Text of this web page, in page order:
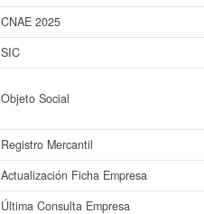
CNAE 2025
SIC
Objeto Social
Registro Mercantil
Actualización Ficha Empresa
Última Consulta Empresa